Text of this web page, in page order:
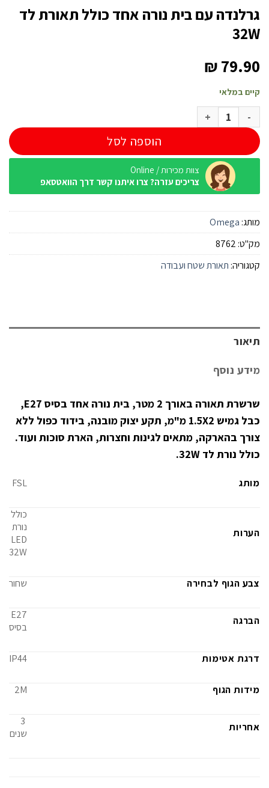
גרלנדה עם בית נורה אחד כולל תאורת לד
32W
₪79.90
קיים במלאי
כמות של גרלנדה עם בית נורה אחד כולל תאורת לד 32W
הוספה לסל
צוות מכירות / Online
צריכים עזרה? צרו איתנו קשר דרך הוואטסאפ
מותג: Omega
מק"ט: 8762
קטגוריה: תאורת שטח ועבודה
תיאור
מידע נוסף
שרשרת תאורה באורך 2 מטר, בית נורה אחד בסיס E27,
כבל גמיש 1.5X2 מ"מ, תקע יצוק מובנה, בידוד כפול ללא
צורך בהארקה, מתאים לגינות וחצרות, הארת סוכות ועוד.
כולל נורת לד 32W.
מותג FSL
הערות
כולל
נורת
LED
32W
צבע הגוף לבחירה שחור
הברגה
E27
בסיס
דרגת אטימות IP44
מידות הגוף 2M
אחריות
3
שנים